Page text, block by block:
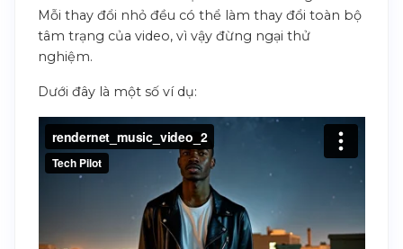
Mỗi thay đổi nhỏ đều có thể làm thay đổi toàn bộ
tâm trạng của video, vì vậy đừng ngại thử
nghiệm.
Dưới đây là một số ví dụ: